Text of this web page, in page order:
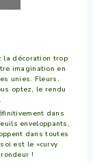
la décoration trop
imagination en
unies. Fleurs,
optez, le rendu
dans
enveloppants,
dans toutes
est le «curvy
!